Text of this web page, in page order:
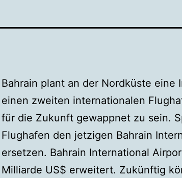
Bahrain plant an der Nordküste eine
einen zweiten internationalen
für die Zukunft gewappnet zu sein.
Flughafen den jetzigen Bahrain
ersetzen. Bahrain International
Milliarde US$ erweitert. Zukünftig